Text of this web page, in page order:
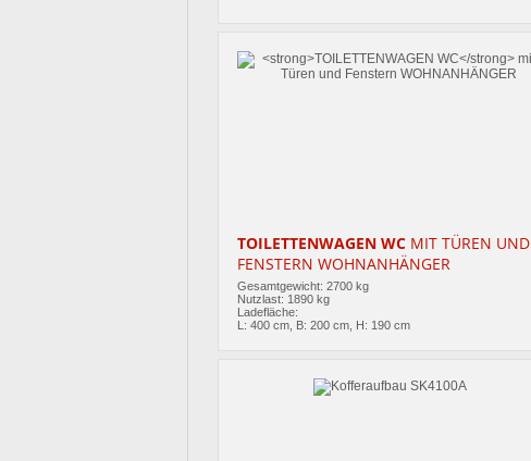
TOILETTENWAGEN WC MIT TÜREN UND
FENSTERN WOHNANHÄNGER
Gesamtgewicht: 2700 kg
Nutzlast: 1890 kg
Ladefläche:
L: 400 cm, B: 200 cm, H: 190 cm